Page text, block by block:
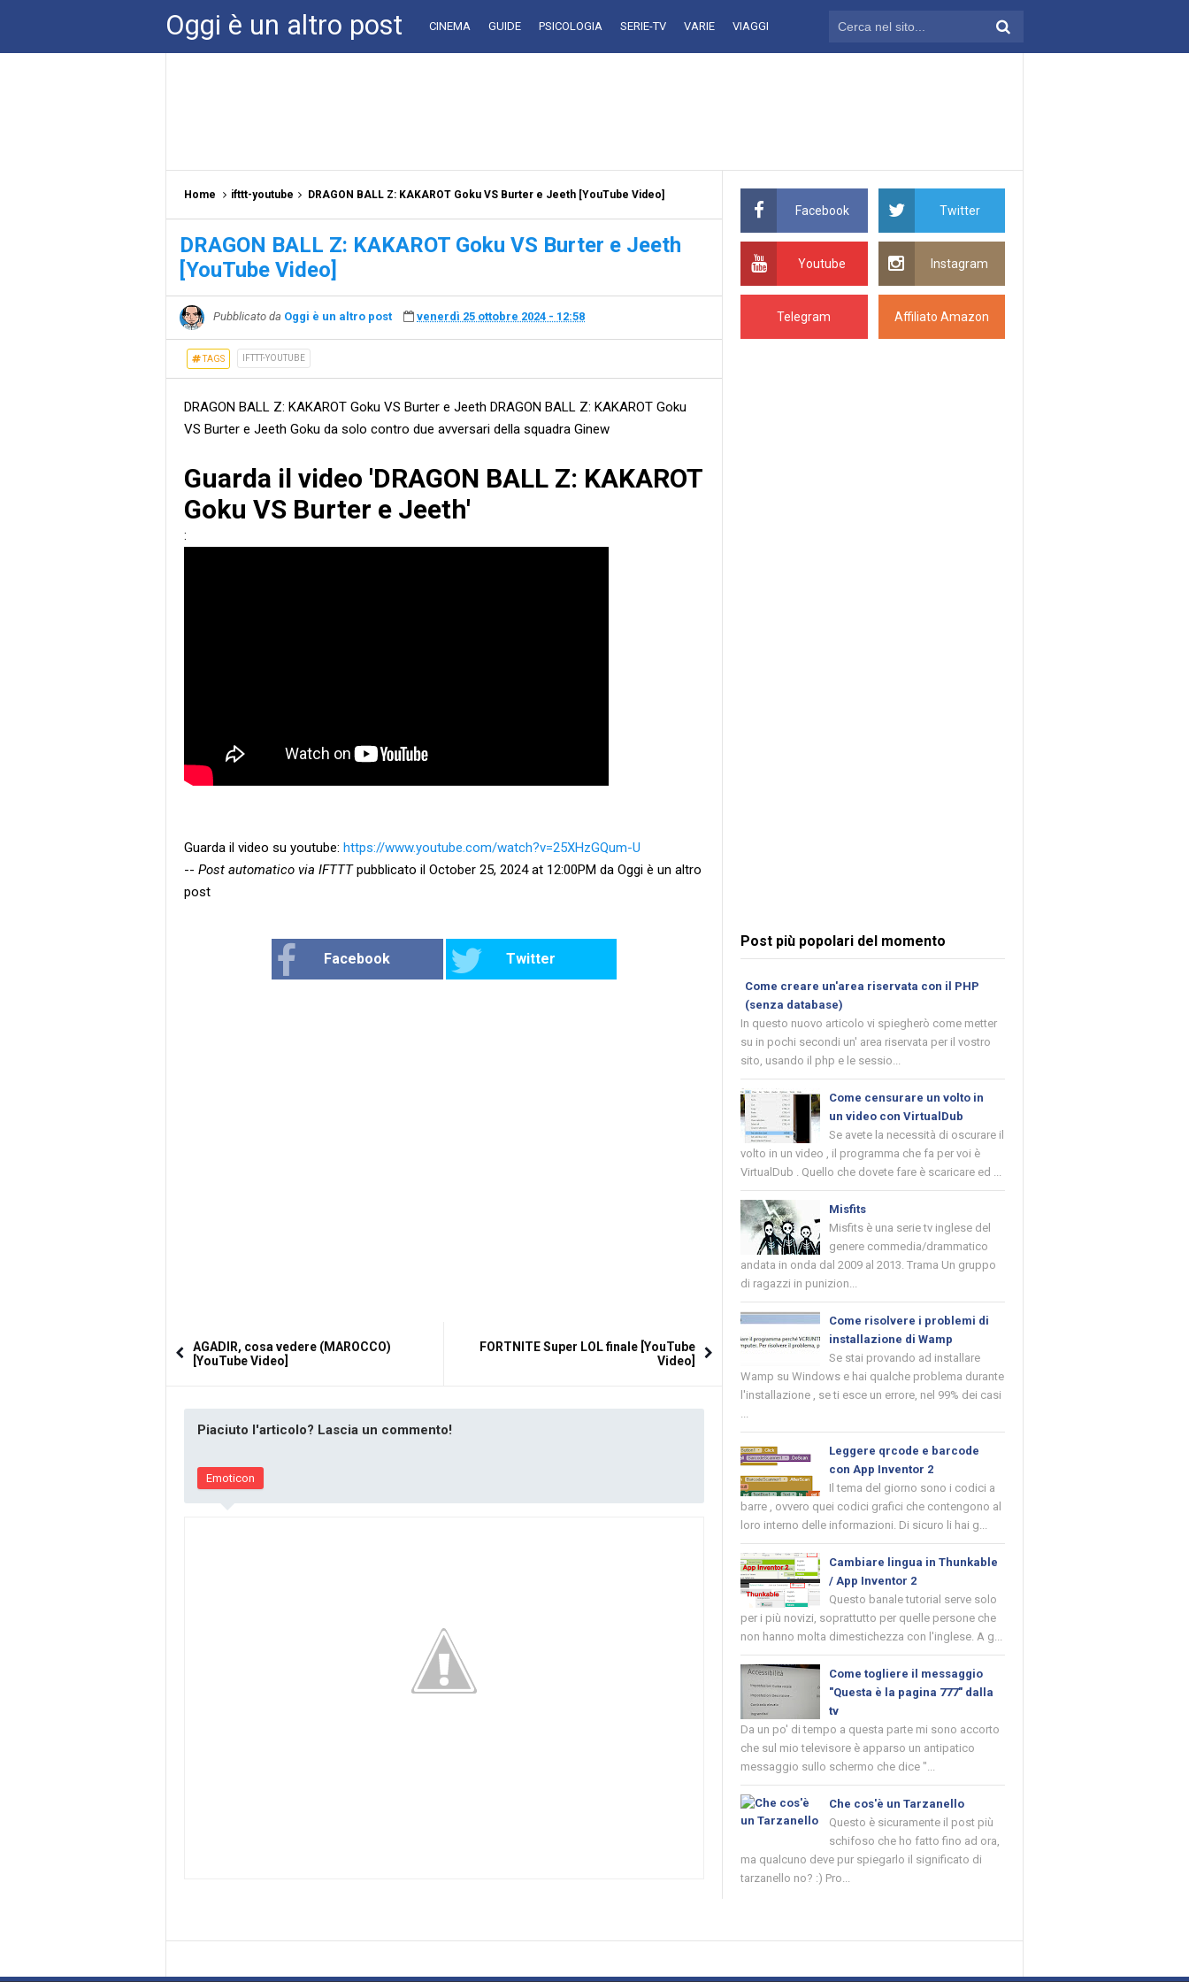
Oggi è un altro post CINEMA GUIDE PSICOLOGIA SERIE-TV VARIE VIAGGI
Home ifttt-youtube DRAGON BALL Z: KAKAROT Goku VS Burter e Jeeth [YouTube Video]
DRAGON BALL Z: KAKAROT Goku VS Burter e Jeeth
[YouTube Video]
Pubblicato da Oggi è un altro post venerdì 25 ottobre 2024 - 12:58
TAGS IFTTT-YOUTUBE
DRAGON BALL Z: KAKAROT Goku VS Burter e Jeeth DRAGON BALL Z: KAKAROT Goku
VS Burter e Jeeth Goku da solo contro due avversari della squadra Ginew
Guarda il video 'DRAGON BALL Z: KAKAROT
Goku VS Burter e Jeeth'
:
Guarda il video su youtube: https://www.youtube.com/watch?v=25XHzGQum-U
-- Post automatico via IFTTTpubblicato il October 25, 2024 at 12:00PM da Oggi è un altro
post
Facebook Twitter
AGADIR, cosa vedere (MAROCCO)
[YouTube Video]
FORTNITE Super LOL finale [YouTube
Video]
Piaciuto l'articolo? Lascia un commento!
Emoticon
Facebook Twitter
Youtube Instagram
Telegram Affiliato Amazon
Post più popolari del momento
Come creare un'area riservata con il PHP
(senza database)
In questo nuovo articolo vi spiegherò come metter
su in pochi secondi un' area riservata per il vostro
sito, usando il php e le sessio...
Come censurare un volto in
un video con VirtualDub
Se avete la necessità di oscurare il
volto in un video , il programma che fa per voi è
VirtualDub . Quello che dovete fare è scaricare ed ...
Misfits
Misfits è una serie tv inglese del
genere commedia/drammatico
andata in onda dal 2009 al 2013. Trama Un gruppo
di ragazzi in punizion...
Come risolvere i problemi di
installazione di Wamp
Se stai provando ad installare
Wamp su Windows e hai qualche problema durante
l'installazione , se ti esce un errore, nel 99% dei casi
...
Leggere qrcode e barcode
con App Inventor 2
Il tema del giorno sono i codici a
barre , ovvero quei codici grafici che contengono al
loro interno delle informazioni. Di sicuro li hai g...
Cambiare lingua in Thunkable
/ App Inventor 2
Questo banale tutorial serve solo
per i più novizi, soprattutto per quelle persone che
non hanno molta dimestichezza con l'inglese. A g...
Come togliere il messaggio
"Questa è la pagina 777" dalla
tv
Da un po' di tempo a questa parte mi sono accorto
che sul mio televisore è apparso un antipatico
messaggio sullo schermo che dice "...
Che cos'è un Tarzanello
Questo è sicuramente il post più
schifoso che ho fatto fino ad ora,
ma qualcuno deve pur spiegarlo il significato di
tarzanello no? :) Pro...